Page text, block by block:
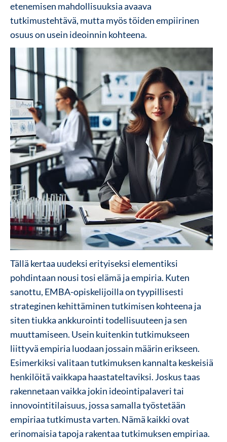
etenemisen mahdollisuuksia avaava
tutkimustehtävä, mutta myös töiden empiirinen
osuus on usein ideoinnin kohteena.
Tällä kertaa uudeksi erityiseksi elementiksi
pohdintaan nousi tosi elämä ja empiria. Kuten
sanottu, EMBA-opiskelijoilla on tyypillisesti
strateginen kehittäminen tutkimisen kohteena ja
siten tiukka ankkurointi todellisuuteen ja sen
muuttamiseen. Usein kuitenkin tutkimukseen
liittyvä empiria luodaan jossain määrin erikseen.
Esimerkiksi valitaan tutkimuksen kannalta keskeisiä
henkilöitä vaikkapa haastateltaviksi. Joskus taas
rakennetaan vaikka jokin ideointipalaveri tai
innovointitilaisuus, jossa samalla työstetään
empiriaa tutkimusta varten. Nämä kaikki ovat
erinomaisia tapoja rakentaa tutkimuksen empiriaa.